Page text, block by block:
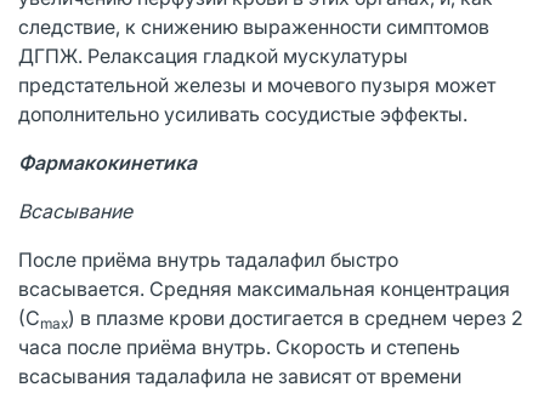
следствие, к снижению выраженности симптомов
ДГПЖ. Релаксация гладкой мускулатуры
предстательной железы и мочевого пузыря может
дополнительно усиливать сосудистые эффекты.
Фармакокинетика
Всасывание
После приёма внутрь тадалафил быстро
всасывается. Средняя максимальная концентрация
(Сmах) в плазме крови достигается в среднем через 2
часа после приёма внутрь. Скорость и степень
всасывания тадалафила не зависят от времени